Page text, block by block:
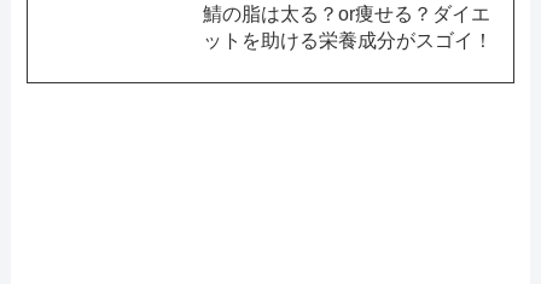
鯖の脂は太る？or痩せる？ダイエ
ットを助ける栄養成分がスゴイ！